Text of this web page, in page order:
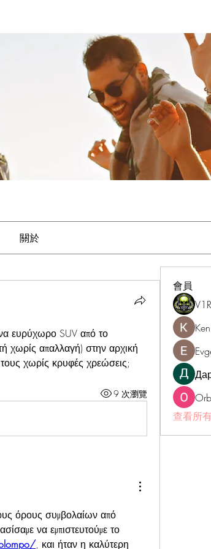
關於
ευρύχωρο SUV από το
χωρίς απαλλαγή) στην αρχική
τους χωρίς κρυφές χρεώσεις;
9 次瀏覽
όρους συμβολαίων από
, και ήταν η καλύτερη
會員
Ken
查看所